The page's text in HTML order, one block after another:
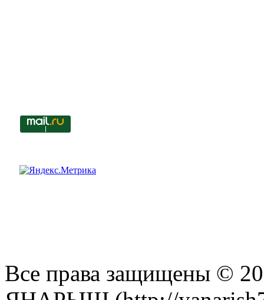
Все права защищены ©